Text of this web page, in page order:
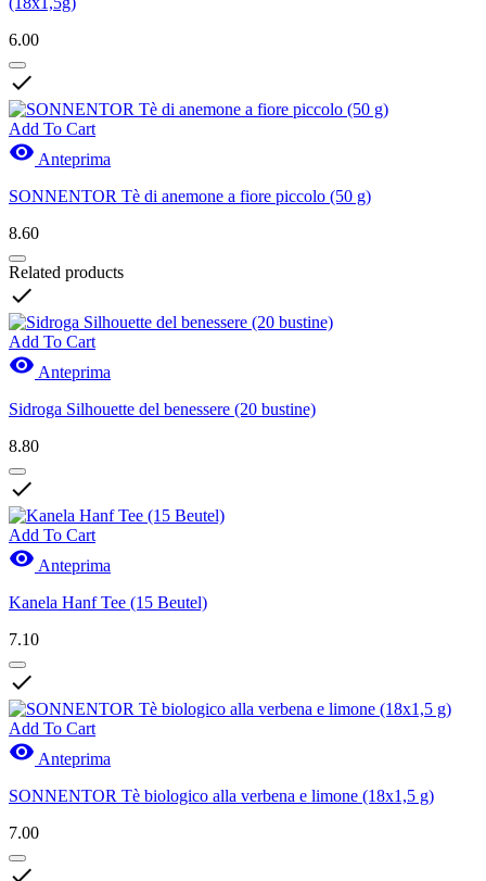
6.00

Add To Cart
 Anteprima
SONNENTOR Tè di anemone a fiore piccolo (50 g)
8.60
Related products

Add To Cart
 Anteprima
Sidroga Silhouette del benessere (20 bustine)
8.80

Add To Cart
 Anteprima
Kanela Hanf Tee (15 Beutel)
7.10

Add To Cart
 Anteprima
SONNENTOR Tè biologico alla verbena e limone (18x1,5 g)
7.00
